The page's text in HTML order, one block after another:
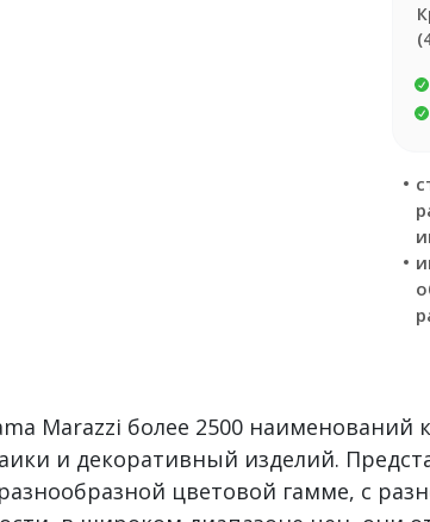
Marazzi более 2500 наименований
и декоративный изделий.
цветовой гамме, с